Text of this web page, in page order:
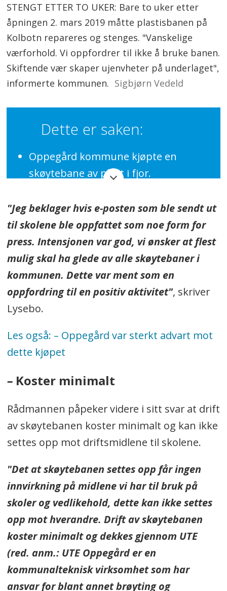
STENGT ETTER TO UKER: Bare to uker etter
åpningen 2. mars 2019 måtte plastisbanen på
Kolbotn repareres og stenges. "Vanskelige
værforhold. Vi oppfordrer til ikke å bruke banen.
Skiftende vær skaper ujenvheter på underlaget",
informerte kommunen. Sigbjørn Vedeld
Dette er saken:
Oppegård kommune kjøpte en
skøytebane av plast i fjor.
Baalsruds plass i Kolbotn sentrum
lørdag 2. mars.
Bare to uker etter åpningen måtte
plastisbanen på Kolbotn repareres og
Skøytebanen har en plastoverflate på
mindre plater som er montert
sammen som et puslespill.
Banen må behandles daglig med et
plastisbanen har gli og for optimal
bruk.
Banen er levert av Unisport
Scandinavia AS.
Budsjettet for prosjektet var på
680.000 kroner, inkludert
skøytebanen, trærne rundt,
belysningen og monteringen.
Det anbefales å ikke bruke
kunstløpskøyter på banen fordi de
"Jeg beklager hvis e-posten som ble sendt ut
til skolene ble oppfattet som noe form for
press. Intensjonen var god, vi ønsker at flest
mulig skal ha glede av alle skøytebaner i
kommunen. Dette var ment som en
oppfordring til en positiv aktivitet", skriver
Lysebo.
Les også: – Oppegård var sterkt advart mot
dette kjøpet
–Koster minimalt
Rådmannen påpeker videre i sitt svar at drift
av skøytebanen koster minimalt og kan ikke
settes opp mot driftsmidlene til skolene.
"Det at skøytebanen settes opp får ingen
innvirkning på midlene vi har til bruk på
skoler og vedlikehold, dette kan ikke settes
opp mot hverandre. Drift av skøytebanen
koster minimalt og dekkes gjennom UTE
(red. anm.: UTE Oppegård er en
kommunalteknisk virksomhet som har
ansvar for blant annet brøyting og